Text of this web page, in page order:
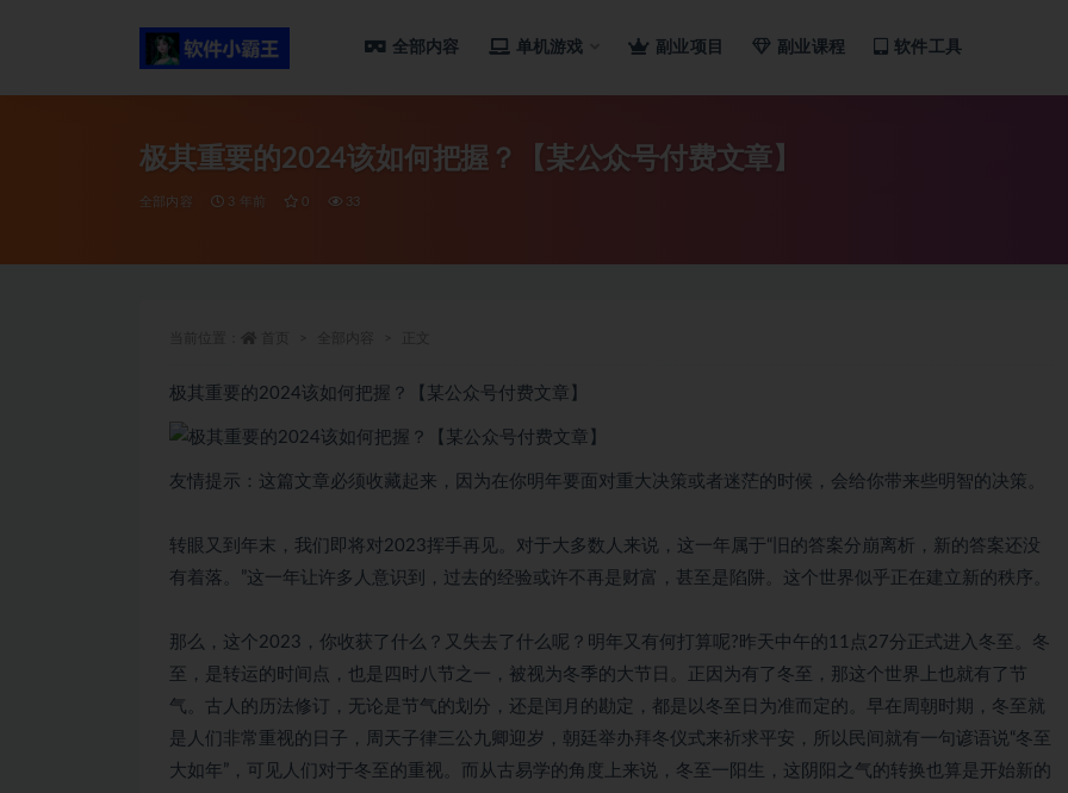
全部内容 单机游戏 副业项目 副业课程 软件工具
极其重要的2024该如何把握？【某公众号付费文章】
全部内容 3 年前 0 33
极其重要的2024该如何把握？【某公众号付费文章】
友情提示：这篇文章必须收藏起来，因为在你明年要面对重大决策或者迷茫的时候，会给你带来些明智的决策。
转眼又到年末，我们即将对2023挥手再见。对于大多数人来说，这一年属于“旧的答案分崩离析，新的答案还没
有着落。”这一年让许多人意识到，过去的经验或许不再是财富，甚至是陷阱。这个世界似乎正在建立新的秩序。
那么，这个2023，你收获了什么？又失去了什么呢？明年又有何打算呢?昨天中午的11点27分正式进入冬至。冬
至，是转运的时间点，也是四时八节之一，被视为冬季的大节日。正因为有了冬至，那这个世界上也就有了节
气。古人的历法修订，无论是节气的划分，还是闰月的勘定，都是以冬至日为准而定的。早在周朝时期，冬至就
是人们非常重视的日子，周天子律三公九卿迎岁，朝廷举办拜冬仪式来祈求平安，所以民间就有一句谚语说“冬至
大如年”，可见人们对于冬至的重视。而从古易学的角度上来说，冬至一阳生，这阴阳之气的转换也算是开始新的